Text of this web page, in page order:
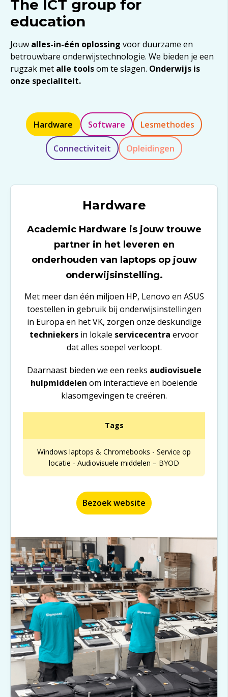
The ICT group for
education
Jouw alles-in-één oplossing voorduurzame en
betrouwbare onderwijstechnologie. We bieden je een
rugzak met alle toolsom te slagen. Onderwijs is
onze specialiteit.
Hardware Software Lesmethodes
Connectiviteit Opleidingen
Hardware
Academic Hardware is jouw trouwe
partner in het leveren en
onderhouden van laptops op jouw
onderwijsinstelling.​
Met meer dan één miljoen HP, Lenovo en ASUS
toestellen in gebruik bij onderwijsinstellingen
in Europa en het VK, zorgen onze deskundige
techniekers in lokale servicecentra ervoor
dat alles soepel verloopt.​
​Daarnaast bieden we een reeks audiovisuele
hulpmiddelen om interactieve en boeiende
klasomgevingen te creëren.​
Tags
Windows laptops & Chromebooks - Service op
locatie - Audiovisuele middelen – BYOD
Bezoek website